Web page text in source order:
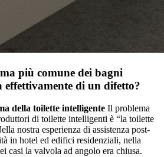
più comune dei bagni
effettivamente di un difetto?
della toilette intelligente Il problema
di toilette intelligenti è “la toilette
nostra esperienza di assistenza post-
in hotel ed edifici residenziali, nella
casi la valvola ad angolo era chiusa.